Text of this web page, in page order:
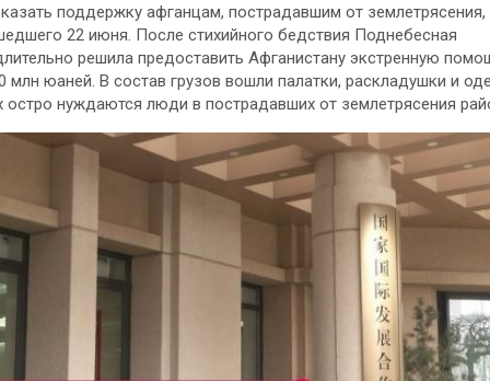
поддержку афганцам, пострадавшим от землетрясения,
22 июня. После стихийного бедствия Поднебесная
решила предоставить Афганистану экстренную
млн юаней. В состав грузов вошли палатки, раскладушки и
остро нуждаются люди в пострадавших от землетрясения